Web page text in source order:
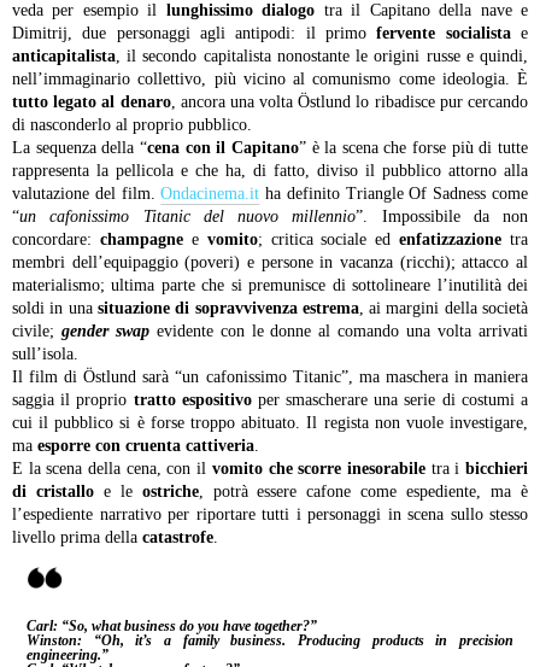
veda per esempio il lunghissimo dialogo tra il Capitano della nave e
Dimitrij, due personaggi agli antipodi: il primofervente socialistae
anticapitalista, il secondo capitalista nonostante le origini russe e quindi,
nell’immaginario collettivo, più vicino al comunismo come ideologia. È
tutto legato al denaro, ancora una volta Östlund lo ribadisce pur cercando
di nasconderlo al proprio pubblico.
La sequenza della “cena con il Capitano” è la scena che forse più di tutte
rappresenta la pellicola e che ha, di fatto, diviso il pubblico attorno alla
valutazione del film.Ondacinema.it ha definito Triangle Of Sadness come
“un cafonissimo Titanic del nuovo millennio”. Impossibile da non
concordare: champagnee vomito; critica sociale edenfatizzazione tra
membri dell’equipaggio (poveri) e persone in vacanza (ricchi); attacco al
materialismo; ultima parte che si premunisce di sottolineare l’inutilità dei
soldi in una situazione di sopravvivenza estrema, ai margini della società
civile; gender swapevidente con le donne al comando una volta arrivati
sull’isola.
Il film di Östlund sarà “un cafonissimo Titanic”, ma maschera in maniera
saggia il proprio tratto espositivoper smascherare una serie di costumi a
cui il pubblico si è forse troppo abituato. Il regista non vuole investigare,
ma esporre con cruenta cattiveria.
E la scena della cena, con il vomito che scorre inesorabiletra ibicchieri
di cristalloe le ostriche, potrà essere cafone come espediente, ma è
l’espediente narrativo per riportare tutti i personaggi in scena sullo stesso
livello prima della catastrofe.
Carl: “So, what business do you have together?”
Winston:
“Oh, it’s a family business. Producing products in precision
engineering.”